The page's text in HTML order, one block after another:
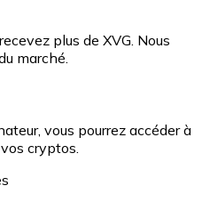
plus de XVG. Nous
marché.
vous pourrez accéder à
cryptos.